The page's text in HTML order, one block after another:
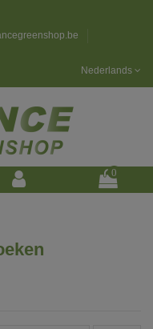
Nederlands
0